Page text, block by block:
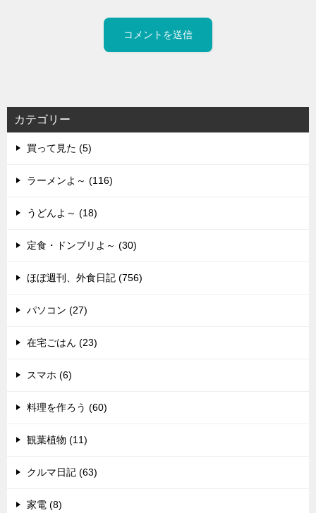
カテゴリー
買って見た (5)
ラーメンよ～ (116)
うどんよ～ (18)
定食・ドンブリよ～ (30)
ほぼ週刊、外食日記 (756)
パソコン (27)
在宅ごはん (23)
スマホ (6)
料理を作ろう (60)
観葉植物 (11)
クルマ日記 (63)
家電 (8)